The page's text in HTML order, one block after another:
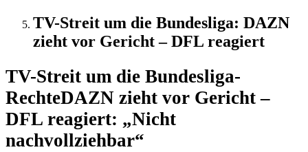
TV-Streit um die Bundesliga: DAZN
zieht vor Gericht – DFL reagiert
TV-Streit um die Bundesliga-
RechteDAZN zieht vor Gericht –
DFL reagiert: „Nicht
nachvollziehbar“